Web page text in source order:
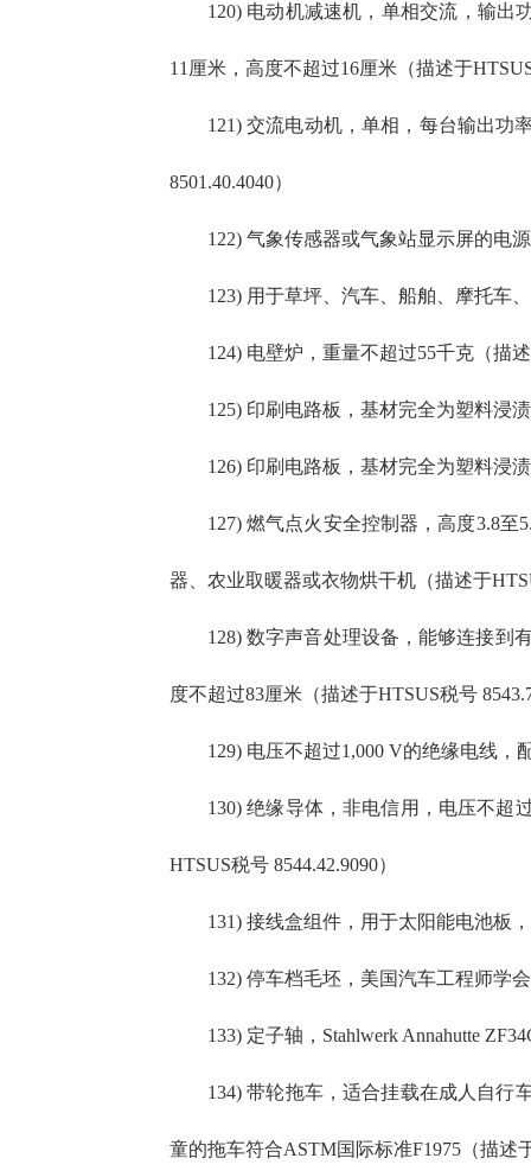
120) 电动机减速机，单相交流，输出
11厘米，高度不超过16厘米（描述于
121) 交流电动机，单相，每台输出功
8501.40.4040）
122) 气象传感器或气象站显示屏的电
123) 用于草坪、汽车、船舶、摩托车
124) 电壁炉，重量不超过55千克（描
125) 印刷电路板，基材完全为塑料浸
126) 印刷电路板，基材完全为塑料浸
127) 燃气点火安全控制器，高度3.8至
器、农业取暖器或衣物烘干机（描述于
128) 数字声音处理设备，能够连接到
度不超过83厘米（描述于HTSUS税号
129) 电压不超过1,000 V的绝缘电线，
130) 绝缘导体，非电信用，电压不超
HTSUS税号 8544.42.9090）
131) 接线盒组件，用于太阳能电池板
132) 停车档毛坯，美国汽车工程师学
133) 定子轴，Stahlwerk Annahutte
134) 带轮拖车，适合挂载在成人自行
童的拖车符合ASTM国际标准F1975（描述